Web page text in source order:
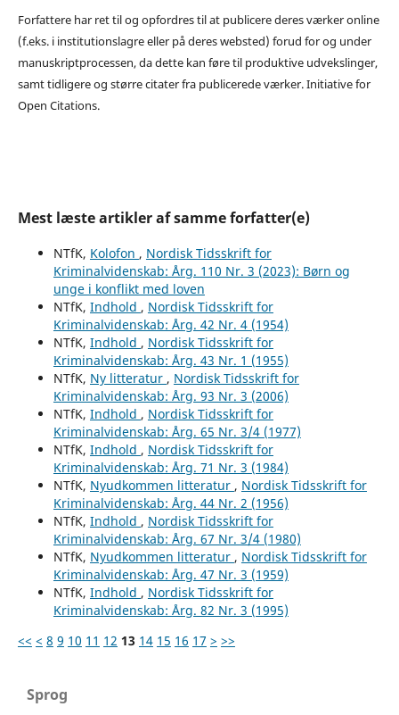
Forfattere har ret til og opfordres til at publicere deres værker online
(f.eks. i institutionslagre eller på deres websted) forud for og under
manuskriptprocessen, da dette kan føre til produktive udvekslinger,
samt tidligere og større citater fra publicerede værker. Initiative for
Open Citations.
Mest læste artikler af samme forfatter(e)
NTfK, Kolofon , Nordisk Tidsskrift for
Kriminalvidenskab: Årg. 110 Nr. 3 (2023): Børn og
unge i konflikt med loven
NTfK, Indhold , Nordisk Tidsskrift for
Kriminalvidenskab: Årg. 42 Nr. 4 (1954)
NTfK, Indhold , Nordisk Tidsskrift for
Kriminalvidenskab: Årg. 43 Nr. 1 (1955)
NTfK, Ny litteratur , Nordisk Tidsskrift for
Kriminalvidenskab: Årg. 93 Nr. 3 (2006)
NTfK, Indhold , Nordisk Tidsskrift for
Kriminalvidenskab: Årg. 65 Nr. 3/4 (1977)
NTfK, Indhold , Nordisk Tidsskrift for
Kriminalvidenskab: Årg. 71 Nr. 3 (1984)
NTfK, Nyudkommen litteratur , Nordisk Tidsskrift for
Kriminalvidenskab: Årg. 44 Nr. 2 (1956)
NTfK, Indhold , Nordisk Tidsskrift for
Kriminalvidenskab: Årg. 67 Nr. 3/4 (1980)
NTfK, Nyudkommen litteratur , Nordisk Tidsskrift for
Kriminalvidenskab: Årg. 47 Nr. 3 (1959)
NTfK, Indhold , Nordisk Tidsskrift for
Kriminalvidenskab: Årg. 82 Nr. 3 (1995)
<< < 8 9 10 11 12 13 14 15 16 17 > >>
Sprog